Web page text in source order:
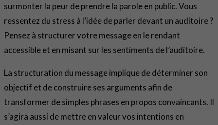
surmonter la peur de prendre la parole en public. Vous
ressentez du stress à l’idée de parler devant un auditoire ?
Pensez à structurer votre message en le rendant
accessible et en misant sur les sentiments de l’auditoire.
La structuration du message implique de déterminer son
objectif et de construire ses arguments afin de
transformer de simples phrases en propos convaincants. Il
s’agira aussi de mettre en valeur vos intentions en